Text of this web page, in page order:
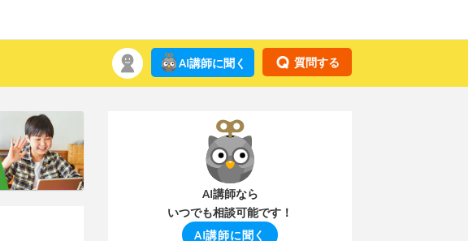
質問する
AI講師に聞く
AI講師なら
いつでも相談可能です！
AI講師に聞く